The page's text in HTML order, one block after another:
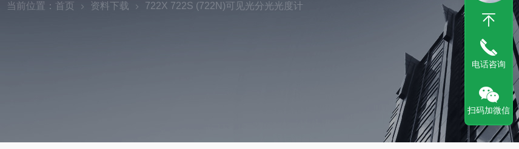
当前位置： 首页 资料下载 722X 722S (722N)可见光分光光度计
电话咨询
扫码加微信